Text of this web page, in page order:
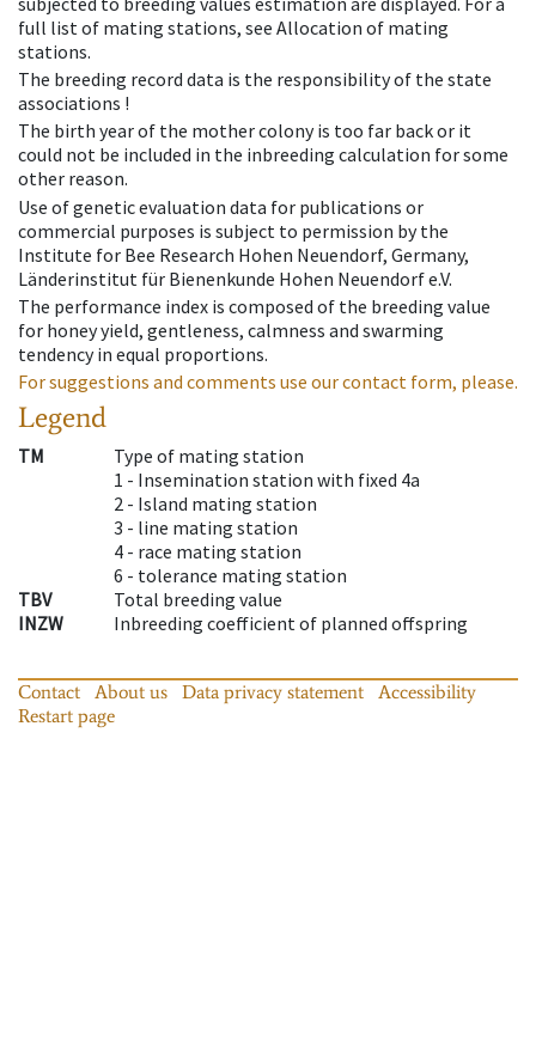
full list of mating stations, see Allocation of mating
stations.
The breeding record data is the responsibility of the state
associations !
The birth year of the mother colony is too far back or it
could not be included in the inbreeding calculation for some
other reason.
Use of genetic evaluation data for publications or
commercial purposes is subject to permission by the
Institute for Bee Research Hohen Neuendorf, Germany,
Länderinstitut für Bienenkunde Hohen Neuendorf e.V.
The performance index is composed of the breeding value
for honey yield, gentleness, calmness and swarming
tendency in equal proportions.
For suggestions and comments use our contact form, please.
Legend
TM
Type of mating station
1 - Insemination station with fixed 4a
2 - Island mating station
3 - line mating station
4 - race mating station
6 - tolerance mating station
TBV
Total breeding value
INZW
Inbreeding coefficient of planned offspring
Contact About us Data privacy statement
Accessibility
Restart page